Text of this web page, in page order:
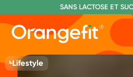
SANS LACTOSE ET
OMMANDE AVANT 22H00,
IVRAISON GRATUITE À
Lifestyle